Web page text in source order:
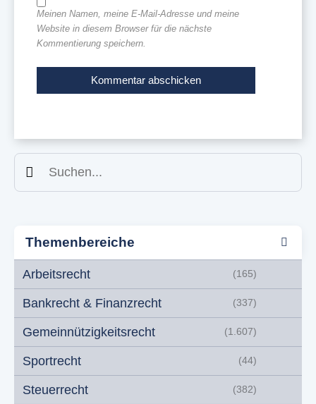
Meinen Namen, meine E-Mail-Adresse und meine
Website in diesem Browser für die nächste
Kommentierung speichern.
Suchen
Themenbereiche
Arbeitsrecht (165)
Bankrecht & Finanzrecht (337)
Gemeinnützigkeitsrecht (1.607)
Sportrecht (44)
Steuerrecht (382)